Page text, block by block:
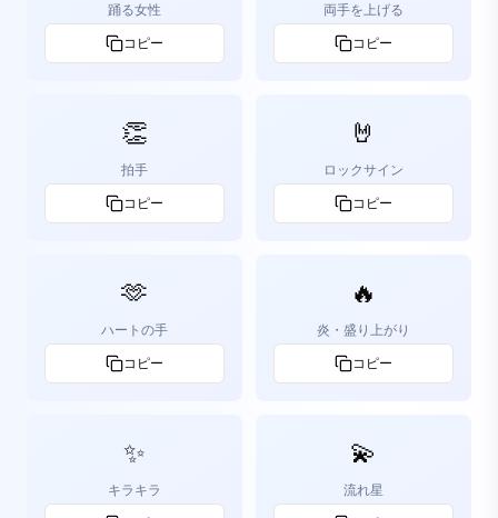
踊る女性
コピー
両手を上げる
コピー
👏
拍手
コピー
🤘
ロックサイン
コピー
🫶
ハートの手
コピー
🔥
炎・盛り上がり
コピー
✨
キラキラ
💫
流れ星